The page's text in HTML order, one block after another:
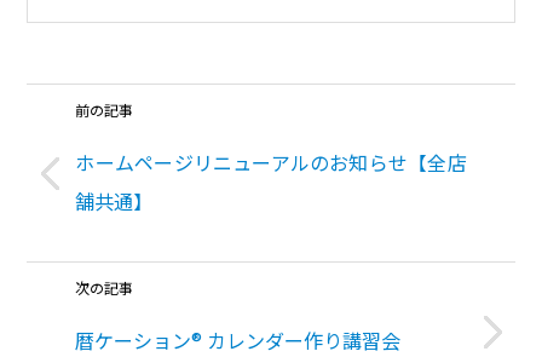
前の記事
ホームページリニューアルのお知らせ【全店
舗共通】
次の記事
暦ケーション® カレンダー作り講習会